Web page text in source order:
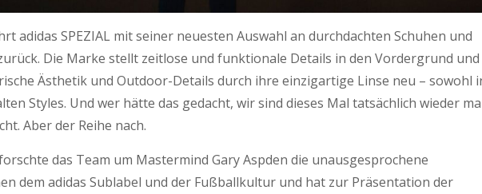
adidas SPEZIAL mit seiner neuesten Auswahl an durchdachten Schuhen und
Die Marke stellt zeitlose und funktionale Details in den Vordergrund und
Ästhetik und Outdoor-Details durch ihre einzigartige Linse neu – sowohl
Styles. Und wer hätte das gedacht, wir sind dieses Mal tatsächlich wieder
Aber der Reihe nach.
das Team um Mastermind Gary Aspden die unausgesprochene
dem adidas Sublabel und der Fußballkultur und hat zur Präsentation der